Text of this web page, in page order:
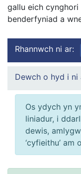
gallu eich
benderfyniad a
Rhannwch ni ar:
Dewch o hyd i ni
Os ydych yn
liniadur, i
dewis,
‘cyfieithu’ am